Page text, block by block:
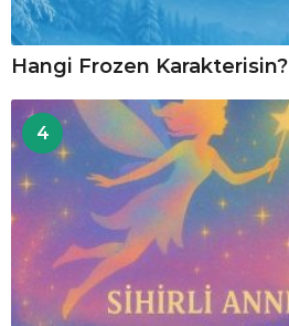
Hangi Frozen Karakterisin?
4